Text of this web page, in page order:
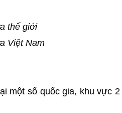
thế giới
Việt Nam
một số quốc gia, khu vực 2